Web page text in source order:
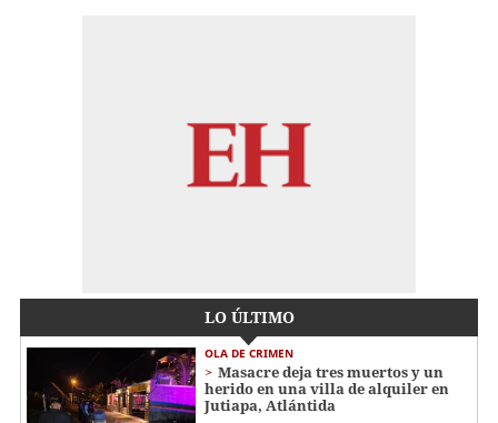
LO ÚLTIMO
OLA DE CRIMEN
Masacre deja tres muertos y un
herido en una villa de alquiler en
Jutiapa, Atlántida